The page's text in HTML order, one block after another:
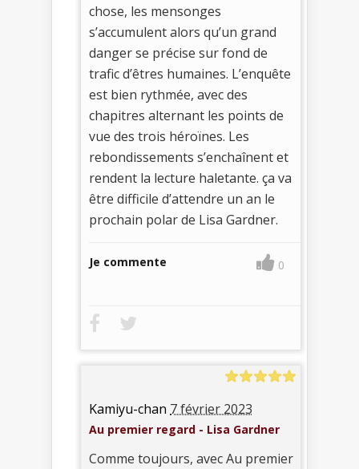
chose, les mensonges
s’accumulent alors qu’un grand
danger se précise sur fond de
trafic d’êtres humaines. L’enquête
est bien rythmée, avec des
chapitres alternant les points de
vue des trois héroïnes. Les
rebondissements s’enchaînent et
rendent la lecture haletante. ça va
être difficile d’attendre un an le
prochain polar de Lisa Gardner.
Je commente 0
Kamiyu-chan 7 février 2023
Au premier regard - Lisa Gardner
Comme toujours, avec Au premier